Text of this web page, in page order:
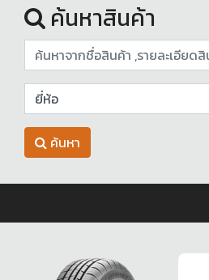
ค้นหาสินค้า
ค้นหา